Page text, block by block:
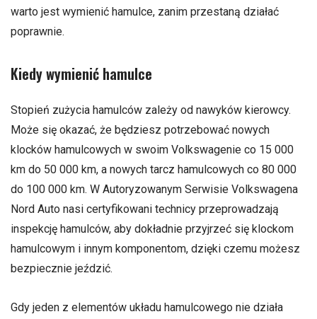
warto jest wymienić hamulce, zanim przestaną działać
poprawnie.
Kiedy wymienić hamulce
Stopień zużycia hamulców zależy od nawyków kierowcy.
Może się okazać, że będziesz potrzebować nowych
klocków hamulcowych w swoim Volkswagenie co 15 000
km do 50 000 km, a nowych tarcz hamulcowych co 80 000
do 100 000 km. W Autoryzowanym Serwisie Volkswagena
Nord Auto nasi certyfikowani technicy przeprowadzają
inspekcję hamulców, aby dokładnie przyjrzeć się klockom
hamulcowym i innym komponentom, dzięki czemu możesz
bezpiecznie jeździć.
Gdy jeden z elementów układu hamulcowego nie działa